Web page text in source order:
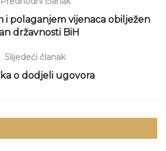
i polaganjem vijenaca obilježen
državnosti BiH
Slijedeći članak
o dodjeli ugovora